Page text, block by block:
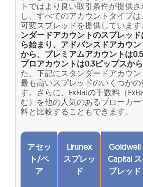
トではより良い取引条件が提供
し、すべてのアカウントタイプは
可変スプレッドを提供しています
ンダードアカウントのスプレッド
ら始まり、アドバンスドアカウ
から、プレミアムアカウントは0.5
プロアカウントは0.3ピップスか
た、下記にスタンダードアカウ
最も高いスプレッドのいくつかの
す。さらに、FxFlatの手数料（
む）を他の人気のあるブローカー
料と比較することもできます。
アセッ
ト/ペ
ア
Lirunex
スプレッ
ド
Goldwell
Capital ス
プレッド